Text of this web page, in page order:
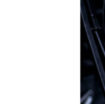
УКРАЇНСЬКА ПРОБЛЕМА КРИМУ